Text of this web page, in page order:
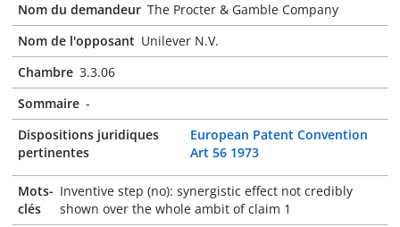
Nom du demandeur The Procter & Gamble Company
Nom de l'opposant Unilever N.V.
Chambre 3.3.06
Sommaire -
Dispositions juridiques
pertinentes
European Patent Convention
Art 56 1973
Mots-
clés
Inventive step (no): synergistic effect not credibly
shown over the whole ambit of claim 1